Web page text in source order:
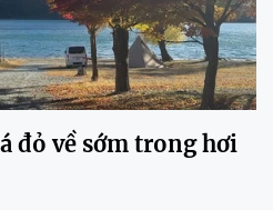
đỏ về sớm trong hơi